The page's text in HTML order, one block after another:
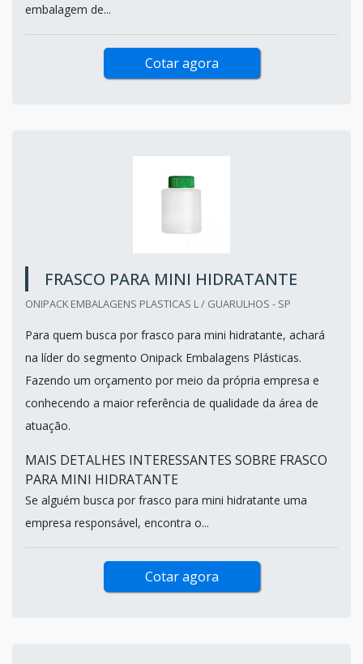
embalagem de...
Cotar agora
FRASCO PARA MINI HIDRATANTE
ONIPACK EMBALAGENS PLASTICAS L / GUARULHOS - SP
Para quem busca por frasco para mini hidratante, achará
na líder do segmento Onipack Embalagens Plásticas.
Fazendo um orçamento por meio da própria empresa e
conhecendo a maior referência de qualidade da área de
atuação.
MAIS DETALHES INTERESSANTES SOBRE FRASCO
PARA MINI HIDRATANTE
Se alguém busca por frasco para mini hidratante uma
empresa responsável, encontra o...
Cotar agora